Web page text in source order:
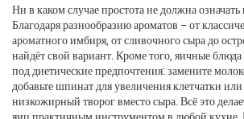
Ни в каком случае простота не должна
Благодаря разнообразию ароматов – от
ароматного имбиря, от сливочного сыра до
найдёт свой вариант. Кроме того, яичные блюда
под диетические предпочтения: замените
добавьте шпинат для увеличения клетчатки
низкожирный творог вместо сыра. Всё это